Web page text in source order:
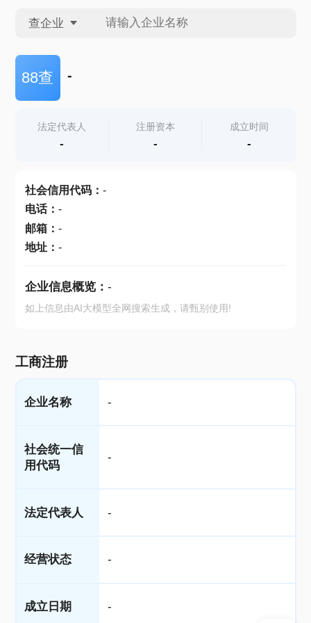
查企业
查企业
查产地
88查 -
法定代表人
-
注册资本
-
成立时间
-
社会信用代码： -
电话： -
邮箱： -
地址： -
企业信息概览： -
如上信息由AI大模型全网搜索生成，请甄别使用!
工商注册
企业名称 -
社会统一信
用代码
-
法定代表人 -
经营状态 -
成立日期 -